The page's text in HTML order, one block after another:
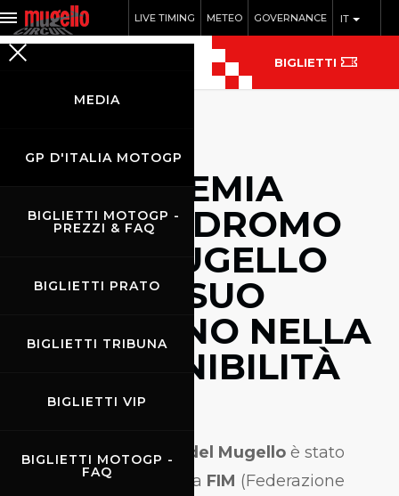
IT
LIVE TIMING METEO GOVERNANCE
MEDIA
GP D'ITALIA MOTOGP
BIGLIETTI MOTOGP -
PREZZI & FAQ
BIGLIETTI PRATO
BIGLIETTI TRIBUNA
BIGLIETTI VIP
BIGLIETTI MOTOGP -
FAQ
BIGLIETTI
FIM PREMIA
L'AUTODROMO
DEL MUGELLO
PER IL SUO
IMPEGNO NELLA
SOSTENIBILITÀ
L' Autodromo del Mugello è stato
premiato dalla FIM (Federazione